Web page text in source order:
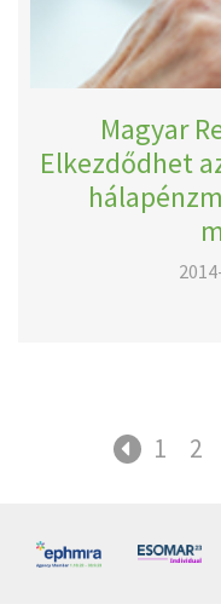
Magyar
Elkezdődhet
1 2